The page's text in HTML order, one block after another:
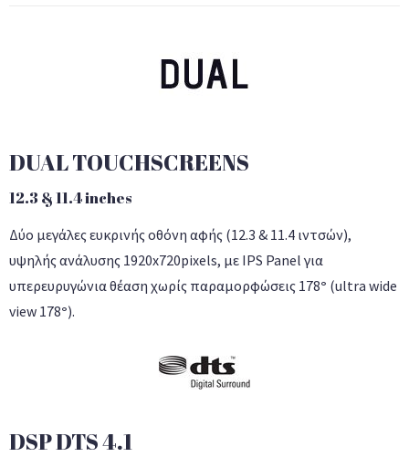
DUAL TOUCHSCREENS
12.3 & 11.4 inches
Δύο μεγάλες ευκρινής οθόνη αφής (12.3 & 11.4 ιντσών),
υψηλής ανάλυσης 1920x720pixels, με IPS Panel για
υπερευρυγώνια θέαση χωρίς παραμορφώσεις 178° (ultra wide
view 178°).
DSP DTS 4.1